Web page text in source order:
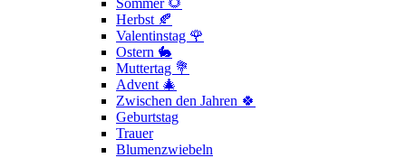
Sommer 🌻
Herbst 🍂
Valentinstag 🌹
Ostern 🐇
Muttertag 💐
Advent 🎄
Zwischen den Jahren 🍀
Geburtstag
Trauer
Blumenzwiebeln